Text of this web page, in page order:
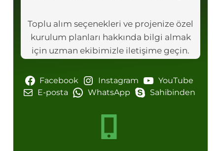
Toplu alım seçenekleri ve projenize özel
kurulum planları hakkında bilgi almak
için uzman ekibimizle iletişime geçin.
Facebook Instagram
YouTube
E-posta
WhatsApp Sahibinden